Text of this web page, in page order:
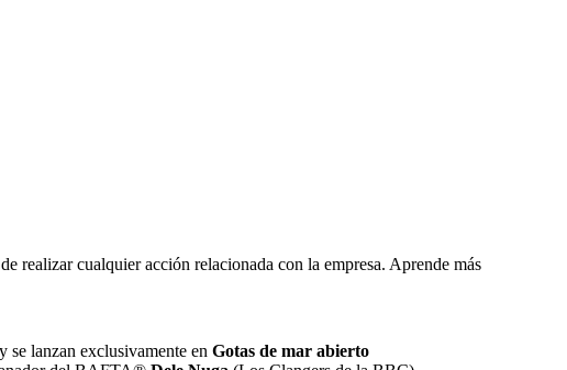
realizar cualquier acción relacionada con la empresa. Aprende más
lanzan exclusivamente en Gotas de mar abierto